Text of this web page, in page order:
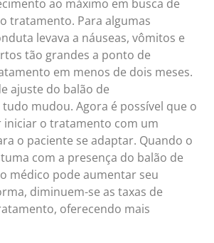
ao máximo em busca de
tratamento. Para algumas
levava a náuseas, vômitos e
tão grandes a ponto de
em menos de dois meses.
ajuste do balão de
mudou. Agora é possível que o
iniciar o tratamento com um
o paciente se adaptar. Quando o
com a presença do balão de
médico pode aumentar seu
diminuem-se as taxas de
oferecendo mais